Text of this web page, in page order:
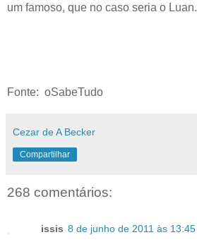
um famoso, que no caso seria o Luan.
Fonte: oSabeTudo
Cezar de A Becker
Compartilhar
268 comentários:
issis 8 de junho de 2011 às 13:45